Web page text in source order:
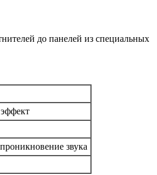
до панелей из специальных
звука